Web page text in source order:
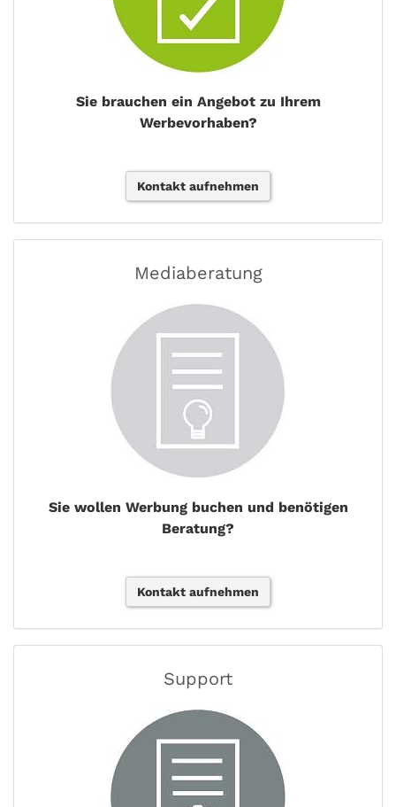
Sie brauchen ein Angebot zu Ihrem
Werbevorhaben?
Kontakt aufnehmen
Mediaberatung
Sie wollen Werbung buchen und benötigen
Beratung?
Kontakt aufnehmen
Support